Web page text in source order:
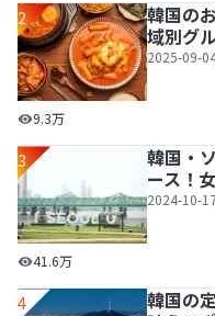
2
韓国のおすすめグルメ
9.3万
韓国の
域別グ
2025-09-
3
韓国・ソウルの2泊3日
41.6万
韓国・
ース！
2024-10-
4
韓国の